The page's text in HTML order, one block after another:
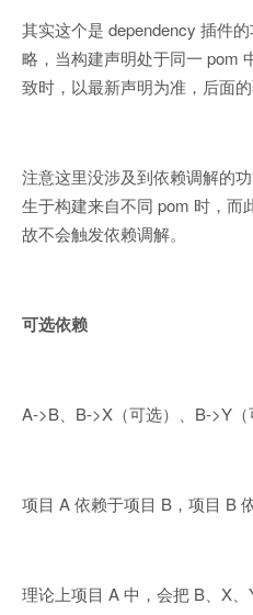
其实这个是 dependency 插件
略，当构建声明处于同一 pom
致时，以最新声明为准，后面的
注意这里没涉及到依赖调解的
生于构建来自不同 pom 时，而
故不会触发依赖调解。
可选依赖
A->B、B->X（可选）、B->Y（
项目 A 依赖于项目 B，项目 B
理论上项目 A 中，会把 B、X、